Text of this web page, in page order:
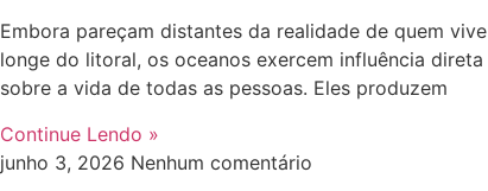
Embora pareçam distantes da realidade de quem vive
longe do litoral, os oceanos exercem influência direta
sobre a vida de todas as pessoas. Eles produzem
Continue Lendo »
junho 3, 2026 Nenhum comentário